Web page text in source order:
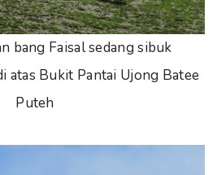
bang Faisal sedang sibuk
atas Bukit Pantai Ujong Batee
Puteh